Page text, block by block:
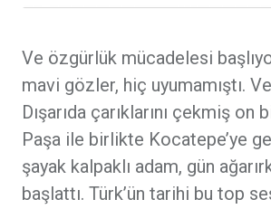
Ve özgürlük mücadelesi
mavi gözler, hiç uyumamıştı.
Dışarıda çarıklarını çekmiş
Paşa ile birlikte Kocatepe’ye
şayak kalpaklı adam, gün
başlattı. Türk’ün tarihi bu top